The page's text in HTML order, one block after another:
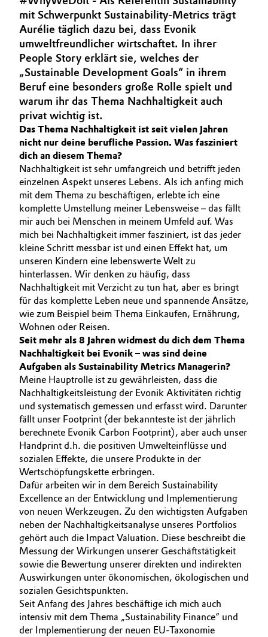
Automotive & Transportation
Battery
Building, Construction & Infrastructure
Catalysts
Chemical Industry
Circular Economy
Coatings, Paints & Printing
Composites
Consumer Goods & Lifestyle
Electronics & Telecommunications
Energy, Environment & Utilities
Food & Beverage
Green Hydrogen
Home Care & Cleaning
Industrial Manufacturing & Machinery
Lubricants & Lubricant Additives
Medical Devices
Metals & Mining
Oil & Gas, Petrochemicals
Personal Care & Beauty
Pharma & Biopharma
BVB Partnerschaft
Geschichte
Struktur & Organisation
Vorstand
Aufsichtsrat
Struktur
Business Lines
Weltweite Standorte
ESHQ
Einkauf
Governance & Compliance
Allgemeine Verkaufs- und Lieferbedingungen
(AVB)
Business Lines
Karriere
Investor Relations
Medien
mit Schwerpunkt Sustainability-Metrics trägt
Aurélie täglich dazu bei, dass Evonik
umweltfreundlicher wirtschaftet. In ihrer
People Story erklärt sie, welches der
„Sustainable Development Goals“ in ihrem
Beruf eine besonders große Rolle spielt und
warum ihr das Thema Nachhaltigkeit auch
privat wichtig ist.
Das Thema Nachhaltigkeit ist seit vielen Jahren
nicht nur deine berufliche Passion. Was fasziniert
dich an diesem Thema?
Nachhaltigkeit ist sehr umfangreich und betrifft jeden
einzelnen Aspekt unseres Lebens. Als ich anfing mich
mit dem Thema zu beschäftigen, erlebte ich eine
komplette Umstellung meiner Lebensweise – das fällt
mir auch bei Menschen in meinem Umfeld auf. Was
mich bei Nachhaltigkeit immer fasziniert, ist das jeder
kleine Schritt messbar ist und einen Effekt hat, um
unseren Kindern eine lebenswerte Welt zu
hinterlassen. Wir denken zu häufig, dass
Nachhaltigkeit mit Verzicht zu tun hat, aber es bringt
für das komplette Leben neue und spannende Ansätze,
wie zum Beispiel beim Thema Einkaufen, Ernährung,
Wohnen oder Reisen.
Seit mehr als 8 Jahren widmest du dich dem Thema
Nachhaltigkeit bei Evonik – was sind deine
Aufgaben als Sustainability Metrics Managerin?
Meine Hauptrolle ist zu gewährleisten, dass die
Nachhaltigkeitsleistung der Evonik Aktivitäten richtig
und systematisch gemessen und erfasst wird. Darunter
fällt unser Footprint (der bekannteste ist der jährlich
berechnete Evonik Carbon Footprint), aber auch unser
Handprint d.h. die positiven Umwelteinflüsse und
sozialen Effekte, die unsere Produkte in der
Wertschöpfungskette erbringen.
Dafür arbeiten wir in dem Bereich Sustainability
Excellence an der Entwicklung und Implementierung
von neuen Werkzeugen. Zu den wichtigsten Aufgaben
neben der Nachhaltigkeitsanalyse unseres Portfolios
gehört auch die Impact Valuation. Diese beschreibt die
Messung der Wirkungen unserer Geschäftstätigkeit
sowie die Bewertung unserer direkten und indirekten
Auswirkungen unter ökonomischen, ökologischen und
sozialen Gesichtspunkten.
Seit Anfang des Jahres beschäftige ich mich auch
intensiv mit dem Thema „Sustainability Finance“ und
der Implementierung der neuen EU-Taxonomie